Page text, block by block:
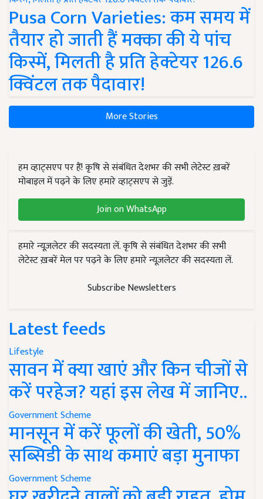
Pusa Corn Varieties: कम समय में
तैयार हो जाती हैं मक्का की ये पांच
किस्में, मिलती है प्रति हेक्टेयर 126.6
क्विंटल तक पैदावार!
More Stories
हम व्हाट्सएप पर हैं! कृषि से संबंधित देशभर की सभी लेटेस्ट ख़बरें
मोबाइल में पढ़ने के लिए हमारे व्हाट्सएप से जुड़ें.
Join on WhatsApp
हमारे न्यूज़लेटर की सदस्यता लें. कृषि से संबंधित देशभर की सभी
लेटेस्ट ख़बरें मेल पर पढ़ने के लिए हमारे न्यूज़लेटर की सदस्यता लें.
Subscribe Newsletters
Latest feeds
Lifestyle
सावन में क्या खाएं और किन चीजों से
करें परहेज? यहां इस लेख में जानिए..
Government Scheme
मानसून में करें फूलों की खेती, 50%
सब्सिडी के साथ कमाएं बड़ा मुनाफा
Government Scheme